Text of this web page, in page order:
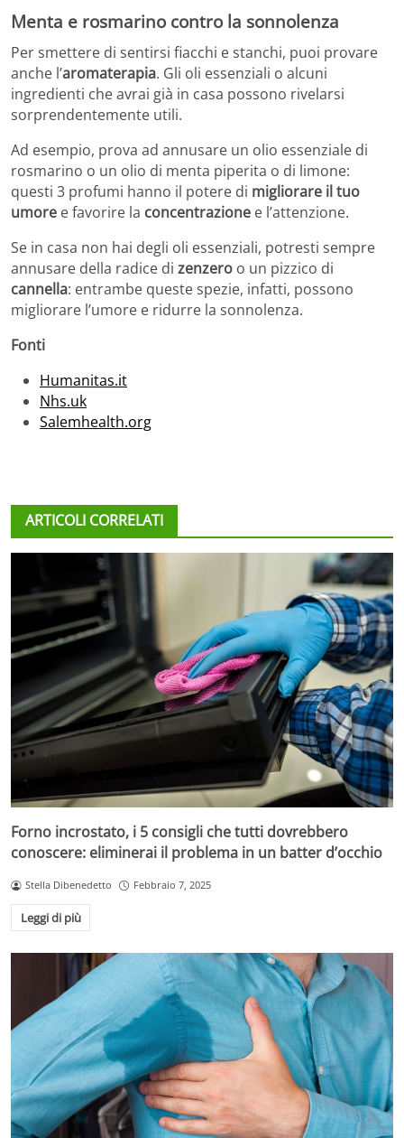
Menta e rosmarino contro la sonnolenza
Per smettere di sentirsi fiacchi e stanchi, puoi provare
anche l’aromaterapia. Gli oli essenziali o alcuni
ingredienti che avrai già in casa possono rivelarsi
sorprendentemente utili.
Ad esempio, prova ad annusare un olio essenziale di
rosmarino o un olio di menta piperita o di limone:
questi 3 profumi hanno il potere di migliorare il tuo
umore e favorire la concentrazione e l’attenzione.
Se in casa non hai degli oli essenziali, potresti sempre
annusare della radice di zenzero o un pizzico di
cannella: entrambe queste spezie, infatti, possono
migliorare l’umore e ridurre la sonnolenza.
Fonti
Humanitas.it
Nhs.uk
Salemhealth.org
ARTICOLI CORRELATI
Forno incrostato, i 5 consigli che tutti dovrebbero
conoscere: eliminerai il problema in un batter d’occhio
Stella Dibenedetto Febbraio 7, 2025
Leggi di più